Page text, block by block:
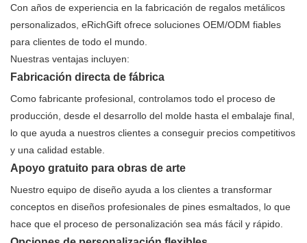
Con años de experiencia en la fabricación de regalos metálicos
personalizados, eRichGift ofrece soluciones OEM/ODM fiables
para clientes de todo el mundo.
Nuestras ventajas incluyen:
Fabricación directa de fábrica
Como fabricante profesional, controlamos todo el proceso de
producción, desde el desarrollo del molde hasta el embalaje final,
lo que ayuda a nuestros clientes a conseguir precios competitivos
y una calidad estable.
Apoyo gratuito para obras de arte
Nuestro equipo de diseño ayuda a los clientes a transformar
conceptos en diseños profesionales de pines esmaltados, lo que
hace que el proceso de personalización sea más fácil y rápido.